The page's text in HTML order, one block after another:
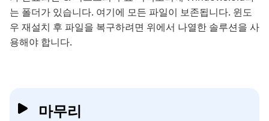
는 폴더가 있습니다. 여기에 모든 파일이 보존됩니다. 윈도
우 재설치 후 파일을 복구하려면 위에서 나열한 솔루션을 사
용해야 합니다.
마무리